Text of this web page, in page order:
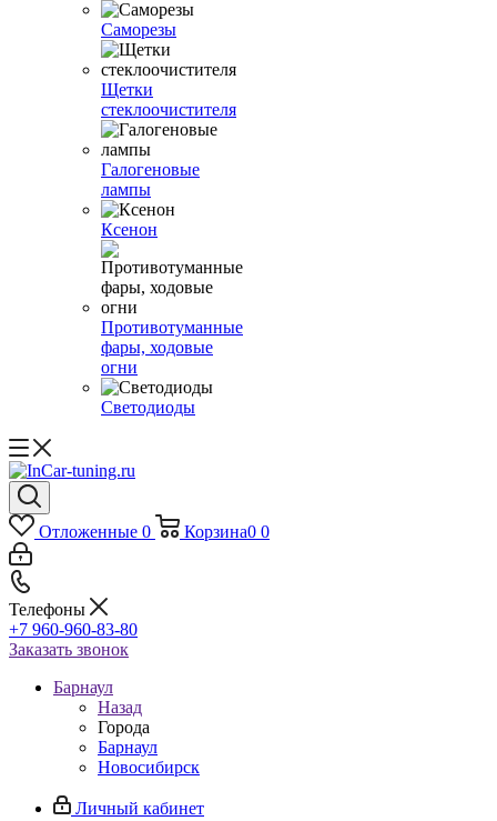
Саморезы
Щетки
стеклоочистителя
Галогеновые
лампы
Ксенон
Противотуманные
фары, ходовые
огни
Светодиоды
Отложенные 0 Корзина0 0
Телефоны
+7 960-960-83-80
Заказать звонок
Барнаул
Назад
Города
Барнаул
Новосибирск
Личный кабинет